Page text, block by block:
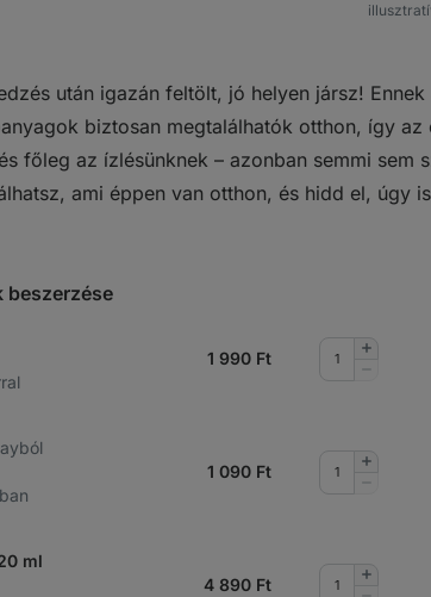
után igazán feltölt, jó helyen jársz!
biztosan megtalálhatók otthon, így az
főleg az ízlésünknek – azonban semmi sem
ami éppen van otthon, és hidd el, úgy
beszerzése
1 990 Ft
Mennyiség
1 090 Ft
Mennyiség
ml
4 890 Ft
Mennyiség